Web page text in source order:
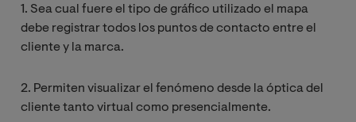
1. Sea cual fuere el tipo de gráfico utilizado el mapa
debe registrar todos los puntos de contacto entre el
cliente y la marca.
2. Permiten visualizar el fenómeno desde la óptica del
cliente tanto virtual como presencialmente.